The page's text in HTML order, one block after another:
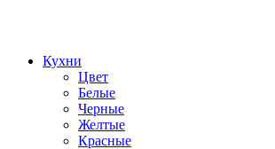
Кухни
Цвет
Белые
Черные
Желтые
Красные